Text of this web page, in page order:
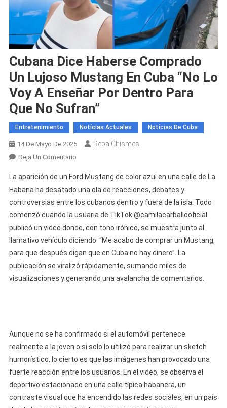
Cubana Dice Haberse Comprado
Un Lujoso Mustang En Cuba “No Lo
Voy A Enseñar Por Dentro Para
Que No Sufran”
Entretenimiento Notícias Actuales Notícias De Cuba
14 De Mayo De 2025 Repa Chismes
Deja Un ComentarioEn
Dice
Haberse
Comprado
Un
Lujoso
Mustang
En
Cuba
Por
Dentro
Sufran”
La aparición de un Ford Mustang de color azul en una calle de La
Habana ha desatado una ola de reacciones, debates y
controversias entre los cubanos dentro y fuera de la isla. Todo
comenzó cuando la usuaria de TikTok @camilacarballooficial
publicó un video donde, con tono irónico, se muestra junto al
llamativo vehículo diciendo: “Me acabo de comprar un Mustang,
para que después digan que en Cuba no hay dinero”. La
publicación se viralizó rápidamente, sumando miles de
visualizaciones y generando una avalancha de comentarios.
Aunque no se ha confirmado si el automóvil pertenece
realmente a la joven o si solo lo utilizó para realizar un sketch
humorístico, lo cierto es que las imágenes han provocado una
fuerte reacción entre los usuarios. En el video, se observa el
deportivo estacionado en una calle típica habanera, un
contraste visual que ha encendido las redes sociales, en un país